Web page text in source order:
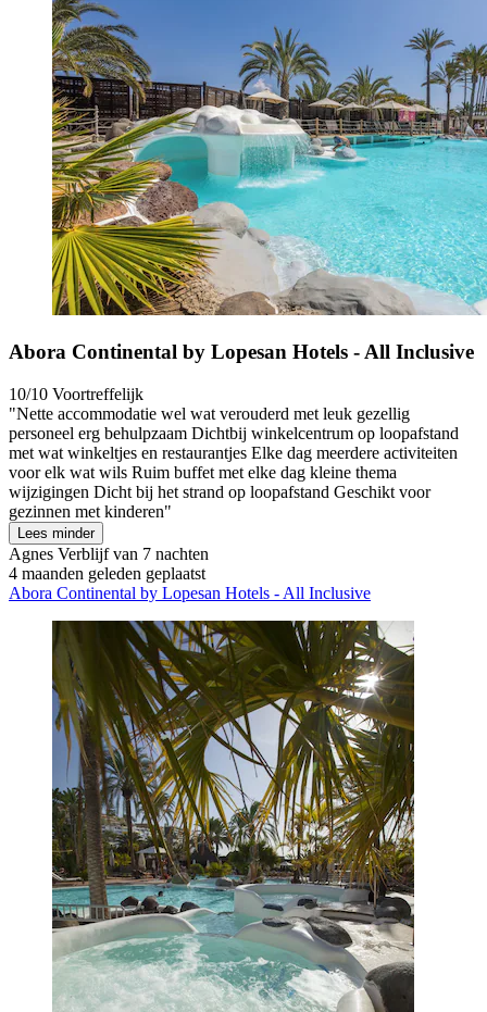
Abora Continental by Lopesan Hotels - All Inclusive
10/10 Voortreffelijk
"Nette accommodatie wel wat verouderd met leuk gezellig
personeel erg behulpzaam Dichtbij winkelcentrum op loopafstand
met wat winkeltjes en restaurantjes Elke dag meerdere activiteiten
voor elk wat wils Ruim buffet met elke dag kleine thema
wijzigingen Dicht bij het strand op loopafstand Geschikt voor
gezinnen met kinderen"
Lees minder
Agnes Verblijf van 7 nachten
4 maanden geleden geplaatst
Abora Continental by Lopesan Hotels - All Inclusive